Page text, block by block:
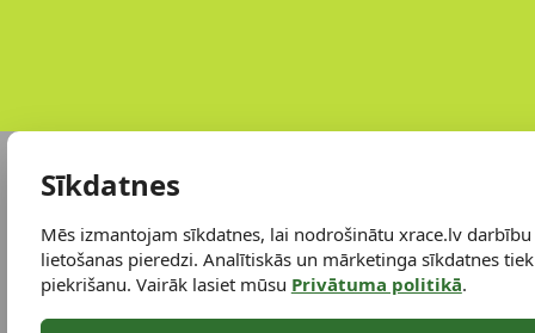
Sīkdatnes
Mēs izmantojam sīkdatnes, lai nodrošinātu xrace.lv
lietošanas pieredzi. Analītiskās un mārketinga sīkdatnes
piekrišanu. Vairāk lasiet mūsu Privātuma politikā.